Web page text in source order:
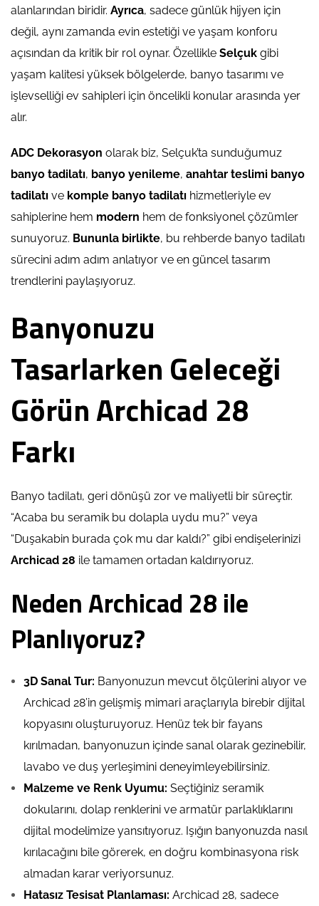
alanlarından biridir. Ayrıca, sadece günlük hijyen için
değil, aynı zamanda evin estetiği ve yaşam konforu
açısından da kritik bir rol oynar. Özellikle Selçuk gibi
yaşam kalitesi yüksek bölgelerde, banyo tasarımı ve
işlevselliği ev sahipleri için öncelikli konular arasında yer
alır.
ADC Dekorasyon olarak biz, Selçuk’ta sunduğumuz
banyo tadilatı, banyo yenileme, anahtar teslimi banyo
tadilatı ve komple banyo tadilatı hizmetleriyle ev
sahiplerine hem modern hem de fonksiyonel çözümler
sunuyoruz. Bununla birlikte, bu rehberde banyo tadilatı
sürecini adım adım anlatıyor ve en güncel tasarım
trendlerini paylaşıyoruz.
Banyonuzu
Tasarlarken Geleceği
Görün Archicad 28
Farkı
Banyo tadilatı, geri dönüşü zor ve maliyetli bir süreçtir.
“Acaba bu seramik bu dolapla uydu mu?” veya
“Duşakabin burada çok mu dar kaldı?” gibi endişelerinizi
Archicad 28 ile tamamen ortadan kaldırıyoruz.
Neden Archicad 28 ile
Planlıyoruz?
3D Sanal Tur: Banyonuzun mevcut ölçülerini alıyor ve
Archicad 28’in gelişmiş mimari araçlarıyla birebir dijital
kopyasını oluşturuyoruz. Henüz tek bir fayans
kırılmadan, banyonuzun içinde sanal olarak gezinebilir,
lavabo ve duş yerleşimini deneyimleyebilirsiniz.
Malzeme ve Renk Uyumu: Seçtiğiniz seramik
dokularını, dolap renklerini ve armatür parlaklıklarını
dijital modelimize yansıtıyoruz. Işığın banyonuzda nasıl
kırılacağını bile görerek, en doğru kombinasyona risk
almadan karar veriyorsunuz.
Hatasız Tesisat Planlaması: Archicad 28, sadece